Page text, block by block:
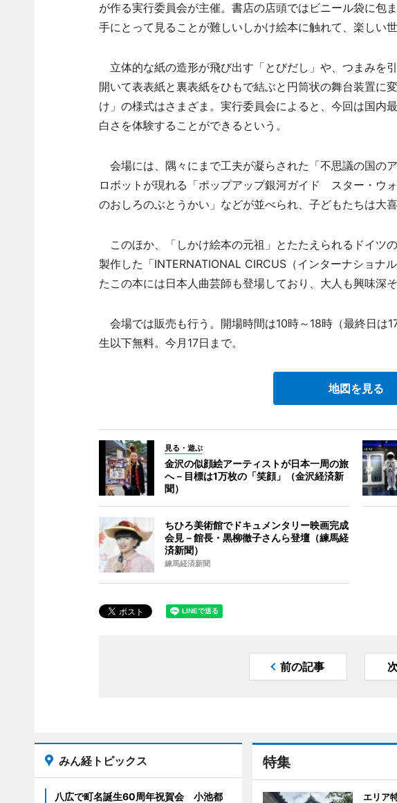
が作る実行委員会が主催。書店の店頭ではビニール袋に包
手にとって見ることが難しいしかけ絵本に触れて、楽しい
立体的な紙の造形が飛び出す「とびだし」や、つまみを
開いて表表紙と裏表紙をひもで結ぶと円筒状の舞台装置に
け」の様式はさまざま。実行委員会によると、今回は国内
白さを体験することができるという。
会場には、隅々にまで工夫が凝らされた「不思議の国の
ロボットが現れる「ポップアップ銀河ガイド スター・ウ
のおしろのぶとうかい」などが並べられ、子どもたちは大喜
このほか、「しかけ絵本の元祖」とたたえられるドイツ
製作した「INTERNATIONAL CIRCUS（インターナショナ
たこの本には日本人曲芸師も登場しており、大人も興味深そ
会場では販売も行う。開場時間は10時～18時（最終日は
生以下無料。今月17日まで。
地図を見る
見る・遊ぶ
金沢の似顔絵アーティストが日本一周の旅
へ－目標は1万枚の「笑顔」（金沢経済新
聞）
ちひろ美術館でドキュメンタリー映画完成
会見－館長・黒柳徹子さんら登壇（練馬経
済新聞）
練馬経済新聞
前の記事
特集
エリア
みん経トピックス
八広で町名誕生60周年祝賀会 小池都